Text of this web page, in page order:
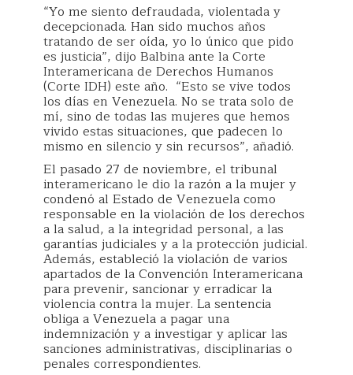
“Yo me siento defraudada, violentada y
decepcionada. Han sido muchos años
tratando de ser oída, yo lo único que pido
es justicia”, dijo Balbina ante la Corte
Interamericana de Derechos Humanos
(Corte IDH) este año. “Esto se vive todos
los días en Venezuela. No se trata solo de
mí, sino de todas las mujeres que hemos
vivido estas situaciones, que padecen lo
mismo en silencio y sin recursos”, añadió.
El pasado 27 de noviembre, el tribunal
interamericano le dio la razón a la mujer y
condenó al Estado de Venezuela como
responsable en la violación de los derechos
a la salud, a la integridad personal, a las
garantías judiciales y a la protección judicial.
Además, estableció la violación de varios
apartados de la Convención Interamericana
para prevenir, sancionar y erradicar la
violencia contra la mujer. La sentencia
obliga a Venezuela a pagar una
indemnización y a investigar y aplicar las
sanciones administrativas, disciplinarias o
penales correspondientes.